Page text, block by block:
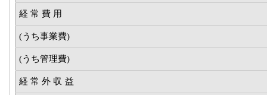
経 常 費 用
(うち事業費)
(うち管理費)
経 常 外 収 益